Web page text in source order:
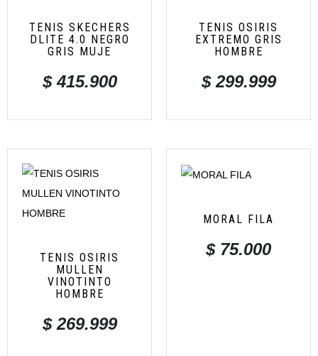
TENIS SKECHERS
DLITE 4.0 NEGRO
GRIS MUJE
$415.900
TENIS OSIRIS
EXTREMO GRIS
HOMBRE
$299.999
TENIS OSIRIS
MULLEN
VINOTINTO
HOMBRE
$269.999
MORAL FILA
$75.000